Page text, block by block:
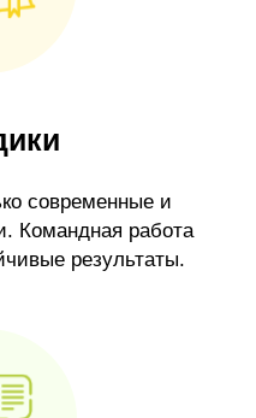
современные и
Командная работа
результаты.